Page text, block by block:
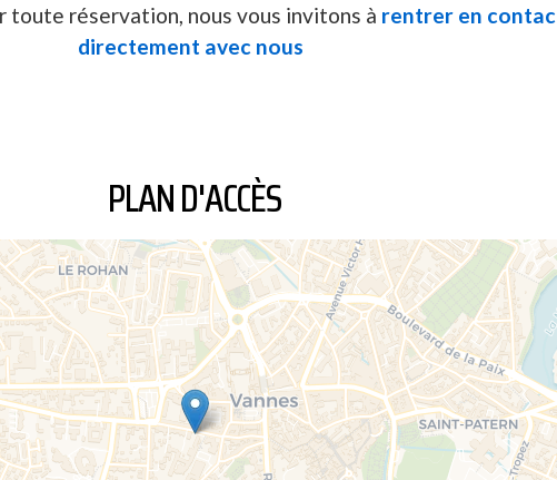
toute réservation, nous vous invitons à rentrer en
directement avec nous
PLAN D'ACCÈS